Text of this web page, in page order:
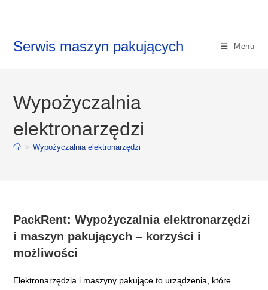
Serwis maszyn pakujących Menu
Wypożyczalnia
elektronarzędzi
> Wypożyczalnia elektronarzędzi
PackRent: Wypożyczalnia elektronarzędzi
i maszyn pakujących – korzyści i
możliwości
Elektronarzędzia i maszyny pakujące to urządzenia, które